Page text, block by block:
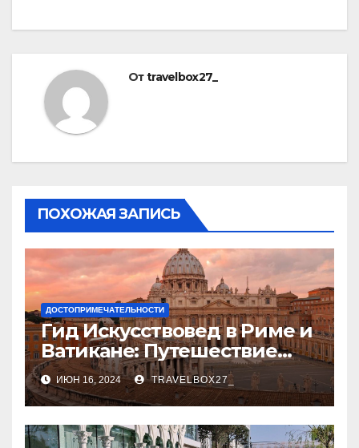
Отtravelbox27_
ПОХОЖАЯ ЗАПИСЬ
ДОСТОПРИМЕЧАТЕЛЬНОСТИ
Гид Искусствовед в Риме и
Ватикане: Путешествие
Сквозь Века Искусства
ИЮН 16, 2024 TRAVELBOX27_